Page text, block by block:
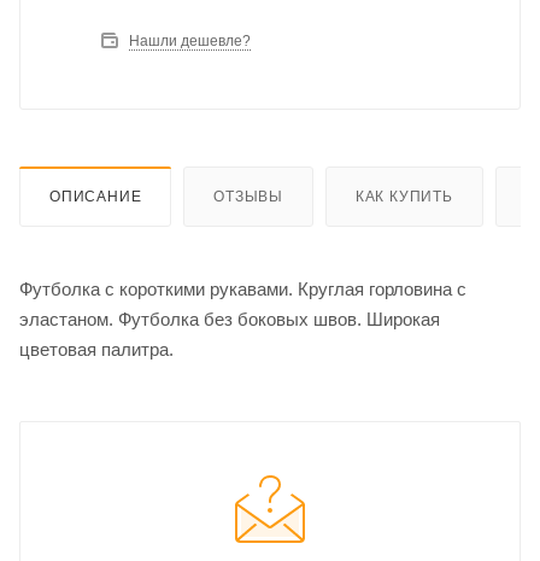
Нашли дешевле?
ОПИСАНИЕ ОТЗЫВЫ КАК КУПИТЬ
Футболка с короткими рукавами. Круглая горловина с
эластаном. Футболка без боковых швов. Широкая
цветовая палитра.